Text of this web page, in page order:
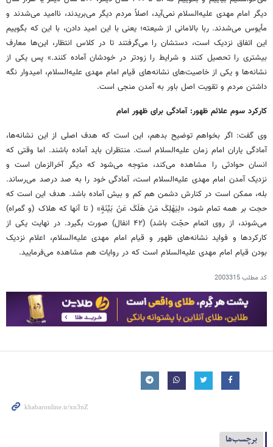
دیگر امام مهدی علیه‌السلام نمی‌آید، اصلاً مردم دیگر می‌بریدند، ناامید می‌شدند و
مأیوس می‌شدند. ربا بالامانی از شیعته؛ یعنی با این امید دادن، با این که بگوییم
این اتفاق نزدیک است، دستشان را می‌گرفتند تا در کلاس انتظار، این‌ها معارف
بیشتری را تحصیل کنند و شرایط را زودتر در خودشان آماده کنند.» پس یکی از
نشانه‌ها و یکی از خاصیت‌های نشانه‌های قیام امام مهدی علیه‌السلام، امیدوار نگه
داشتن مردم و تقویت اصل باور به آمدن منجی است.
کارکرد سوم علائم ظهور: آمادگی برای ظهور امام
وی گفت: اگر بخواهم توضیح بدهم، این است که هدف اصلی از این نشانه‌ها،
آمادگی یاران امام زمان علیه‌السلام است. منتظران باید آماده باشند. اما وقتی که
انسان حوادثی را مشاهده می‌کند، متوجه می‌شود که دیگر آخرالزمان است و
نزدیک آمدن امام مهدی علیه‌السلام است، آمادگی خود را به صد درصد می‌رساند.
بله، ممکن است در کنارش دشمن هم کم و بیش آماده باشد. هدف این است که
حجت بر همه تمام شود، «لِیَهْلِکَ‌ مَنْ‌ هَلَکَ‌ عَنْ‌ بَیِّنَةٍ» ( تا آنها که هلاک (و گمراه)
می‌شوند، از روی اتمام حجّت باشد) (۴۲ انفال) صورت بگیرد. در نهایت یکی از
کارکردها و فواید نشانه‌های ظهور و قیام امام مهدی علیه‌السلام، اعلام نزدیک
بودن قیام امام مهدی علیه‌السلام است که در روایات هم مشاهده می‌فرمایید.
کد مطلب2003315
برچسب‌ها